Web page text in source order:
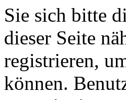
Sie sich bitte
dieser Seite
registrieren,
können.